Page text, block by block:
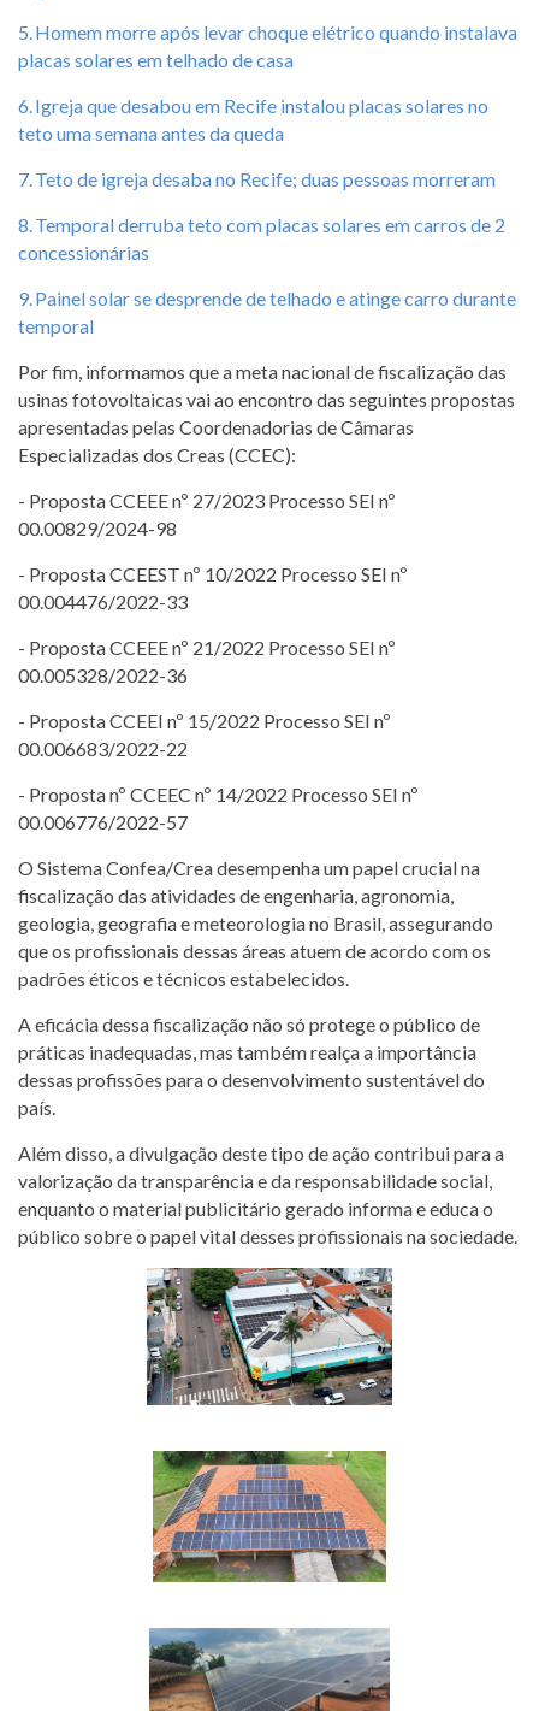
5. Homem morre após levar choque elétrico quando instalava
placas solares em telhado de casa
6. Igreja que desabou em Recife instalou placas solares no
teto uma semana antes da queda
7. Teto de igreja desaba no Recife; duas pessoas morreram
8. Temporal derruba teto com placas solares em carros de 2
concessionárias
9. Painel solar se desprende de telhado e atinge carro durante
temporal
Por fim, informamos que a meta nacional de fiscalização das
usinas fotovoltaicas vai ao encontro das seguintes propostas
apresentadas pelas Coordenadorias de Câmaras
Especializadas dos Creas (CCEC):
- Proposta CCEEE nº 27/2023 Processo SEI nº
00.00829/2024-98
- Proposta CCEEST nº 10/2022 Processo SEI nº
00.004476/2022-33
- Proposta CCEEE nº 21/2022 Processo SEI nº
00.005328/2022-36
- Proposta CCEEI nº 15/2022 Processo SEI nº
00.006683/2022-22
- Proposta nº CCEEC nº 14/2022 Processo SEI nº
00.006776/2022-57
O Sistema Confea/Crea desempenha um papel crucial na
fiscalização das atividades de engenharia, agronomia,
geologia, geografia e meteorologia no Brasil, assegurando
que os profissionais dessas áreas atuem de acordo com os
padrões éticos e técnicos estabelecidos.
A eficácia dessa fiscalização não só protege o público de
práticas inadequadas, mas também realça a importância
dessas profissões para o desenvolvimento sustentável do
país.
Além disso, a divulgação deste tipo de ação contribui para a
valorização da transparência e da responsabilidade social,
enquanto o material publicitário gerado informa e educa o
público sobre o papel vital desses profissionais na sociedade.